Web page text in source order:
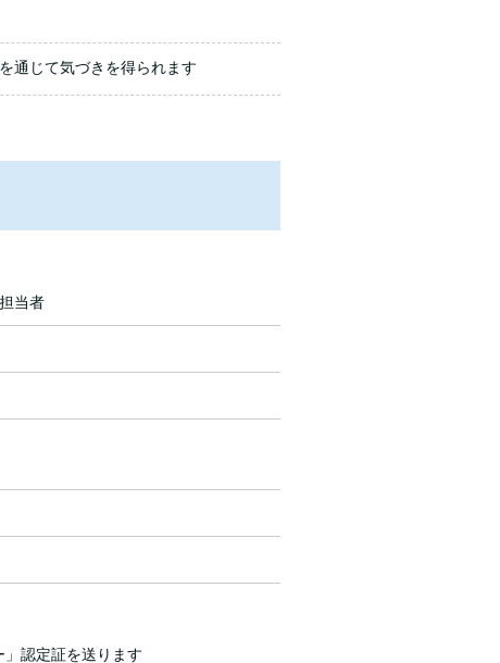
通じて気づきを得られます
当者
認定証を送ります